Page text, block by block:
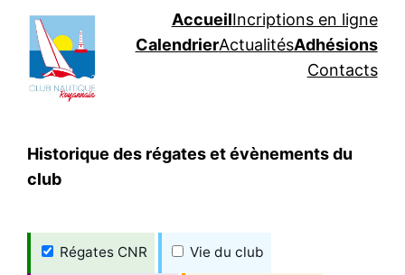
Aller
contenu
AccueilIncriptions en ligne
CalendrierActualitésAdhésions
Contacts
Historique des régates et évènements du
club
Régates CNR Vie du club